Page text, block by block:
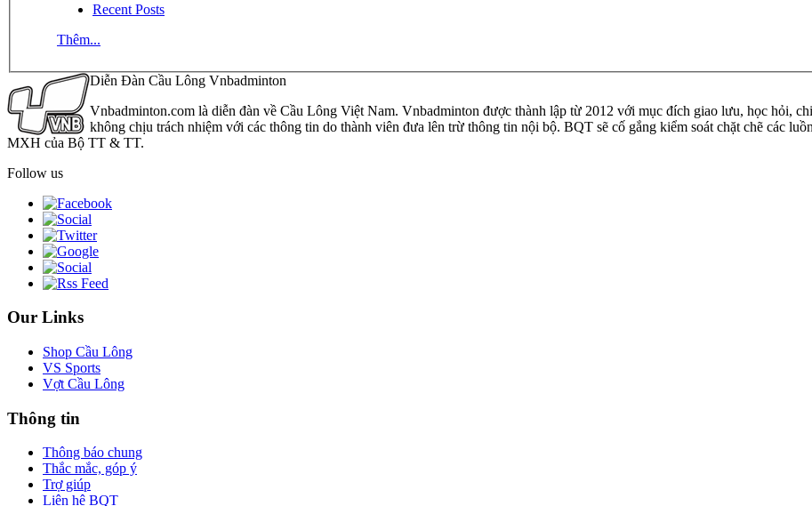
Recent Posts
Thêm...
Diễn Đàn Cầu Lông Vnbadminton
Vnbadminton.com là diễn đàn về Cầu Lông Việt Nam. Vnbadminton được thành lập từ 2012 với mục đích giao lưu, học hỏi,
không chịu trách nhiệm với các thông tin do thành viên đưa lên trừ thông tin nội bộ. BQT sẽ cố gắng kiểm soát chặt chẽ các
MXH của Bộ TT & TT.
Follow us
Our Links
Shop Cầu Lông
VS Sports
Vợt Cầu Lông
Thông tin
Thông báo chung
Thắc mắc, góp ý
Trợ giúp
Liên hệ BQT